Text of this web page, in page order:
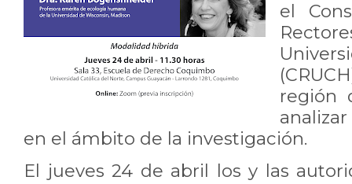
el
región
en el ámbito de la investigación.
El jueves 24 de abril los y las